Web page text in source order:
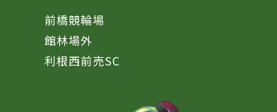
前橋競輪場
館林場外
利根西前売SC